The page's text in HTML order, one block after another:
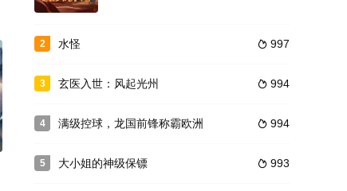
2  997
水怪
3  994
玄医入世：风起光州
4  994
满级控球，龙国前锋称霸欧洲
5  993
大小姐的神级保镖